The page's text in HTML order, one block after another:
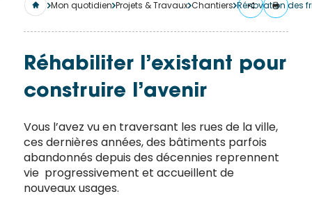
Mon quotidien Projets & Travaux Chantiers Rénovation des
Réhabiliter l’existant pour
construire l’avenir
Vous l’avez vu en traversant les rues de la ville,
ces dernières années, des bâtiments parfois
abandonnés depuis des décennies reprennent
vie progressivement et accueillent de
nouveaux usages.
merci
ce
formulaire.
Vous
un
mail
avec
un lien